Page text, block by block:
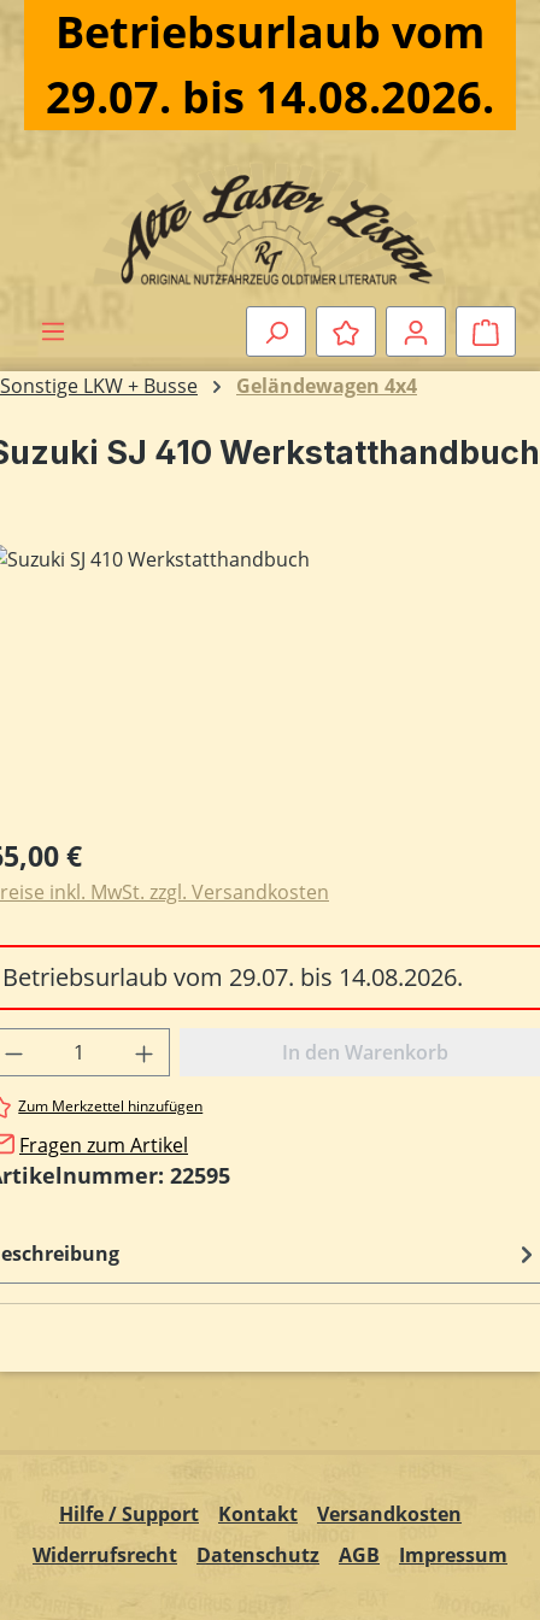
Zum Hauptinhalt springen
Betriebsurlaub vom
29.07. bis 14.08.2026.
Sonstige LKW + Busse Geländewagen 4x4
SJ 410 Werkstatthandbuch
überspringen
Preis:
€
inkl. MwSt. zzgl. Versandkosten
Betriebsurlaub vom 29.07. bis 14.08.2026.
Anzahl: Gib den gewünschten
In den Warenkorb
Zum Merkzettel hinzufügen
Fragen zum Artikel
22595
Hilfe / Support Kontakt
Versandkosten
Widerrufsrecht
Datenschutz AGB Impressum